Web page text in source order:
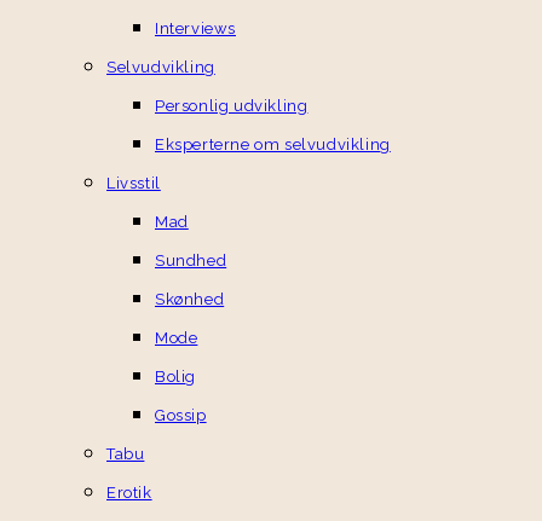
Interviews
Selvudvikling
Personlig udvikling
Eksperterne om selvudvikling
Livsstil
Mad
Sundhed
Skønhed
Mode
Bolig
Gossip
Tabu
Erotik